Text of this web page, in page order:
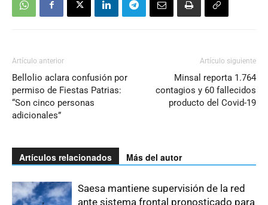
Artículo anterior
Bellolio aclara confusión por
permiso de Fiestas Patrias:
“Son cinco personas
adicionales”
Artículo siguiente
Minsal reporta 1.764
contagios y 60 fallecidos
producto del Covid-19
Artículos relacionados Más del autor
Saesa mantiene supervisión de la red
ante sistema frontal pronosticado para